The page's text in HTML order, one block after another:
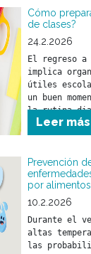
Cómo
de clases?
24.2.2026
El regreso a
implica
útiles
un buen
la rutina
hábitos
los controles
Leer más
Prevención
por alimentos
10.2.2026
Durante el
altas
las